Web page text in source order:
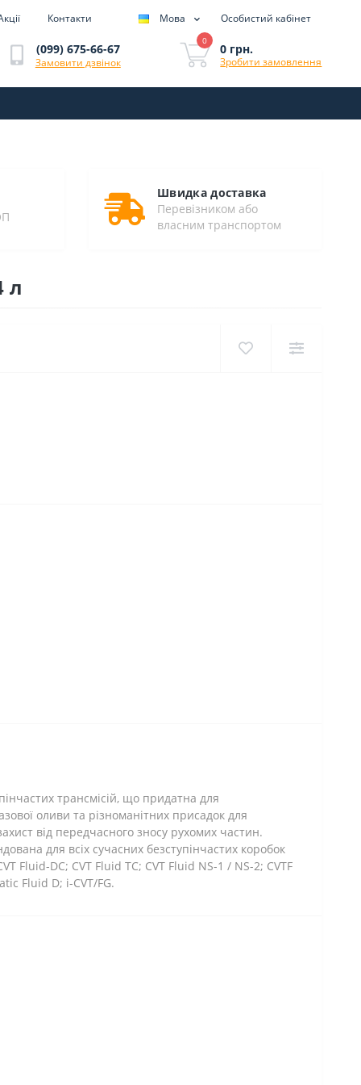
Контакти Мова Особистий кабінет
(099) 675-66-67
Замовити дзвінок
0
0 грн.
Зробити замовлення
Швидка доставка
Перевізником або
власним транспортом
л
трансмісій, що придатна для
оливи та різноманітних присадок для
від передчасного зносу рухомих частин.
для всіх сучасних безступінчастих коробок
Fluid-DC; CVT Fluid TC; CVT Fluid NS-1 / NS-2; CVTF
Fluid D; i-CVT/FG.